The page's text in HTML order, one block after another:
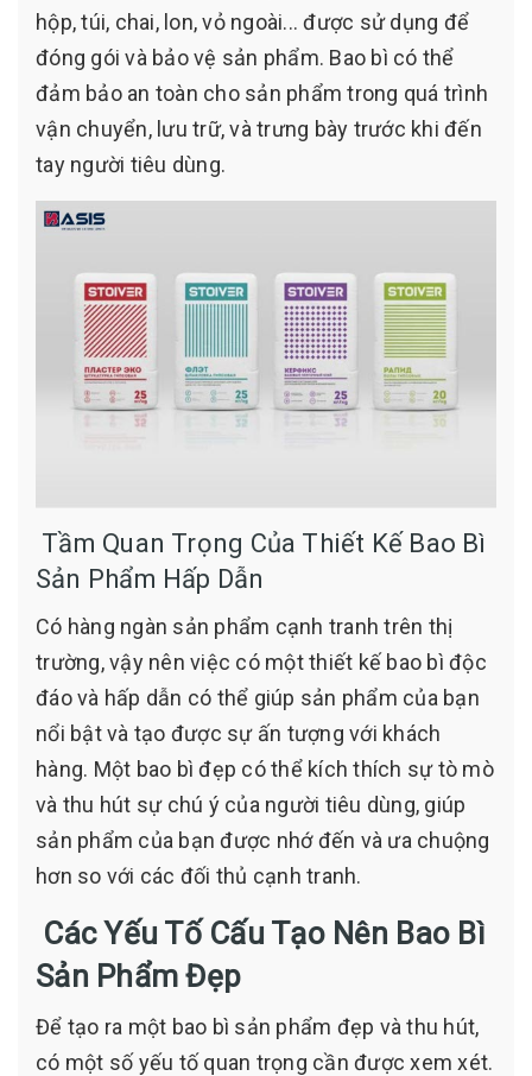
hộp, túi, chai, lon, vỏ ngoài... được sử dụng để
đóng gói và bảo vệ sản phẩm. Bao bì có thể
đảm bảo an toàn cho sản phẩm trong quá trình
vận chuyển, lưu trữ, và trưng bày trước khi đến
tay người tiêu dùng.
Tầm Quan Trọng Của Thiết Kế Bao Bì
Sản Phẩm Hấp Dẫn
Có hàng ngàn sản phẩm cạnh tranh trên thị
trường, vậy nên việc có một thiết kế bao bì độc
đáo và hấp dẫn có thể giúp sản phẩm của bạn
nổi bật và tạo được sự ấn tượng với khách
hàng. Một bao bì đẹp có thể kích thích sự tò mò
và thu hút sự chú ý của người tiêu dùng, giúp
sản phẩm của bạn được nhớ đến và ưa chuộng
hơn so với các đối thủ cạnh tranh.
Các Yếu Tố Cấu Tạo Nên Bao Bì
Sản Phẩm Đẹp
Để tạo ra một bao bì sản phẩm đẹp và thu hút,
có một số yếu tố quan trọng cần được xem xét.